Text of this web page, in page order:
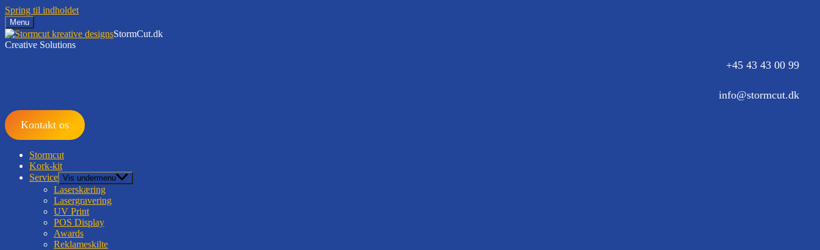
Spring til indholdet
Menu
StormCut.dk
Creative Solutions
+45 43 43 00 99
info@stormcut.dk
Kontakt os
Stormcut
Kork-kit
Service Vis undermenu
Laserskæring
Lasergravering
UV Print
POS Display
Awards
Reklameskilte